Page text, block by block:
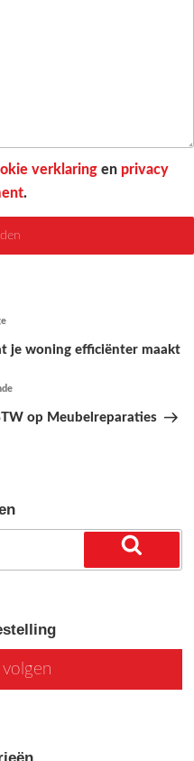
verklaring en privacy
.
je woning efficiënter maakt
op Meubelreparaties
Zoeken